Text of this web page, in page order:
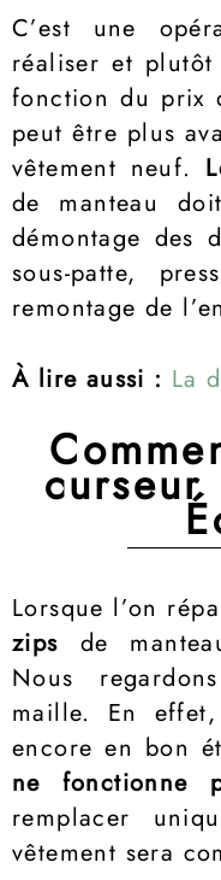
C’est une
réaliser et plutôt
fonction du prix
peut être plus
vêtement neuf.
de manteau
démontage des
sous-patte,
remontage de
À lire aussi : La
curseur
Lorsque l’on
zips de
Nous
maille. En
encore en bon
ne fonctionne
remplacer
vêtement sera